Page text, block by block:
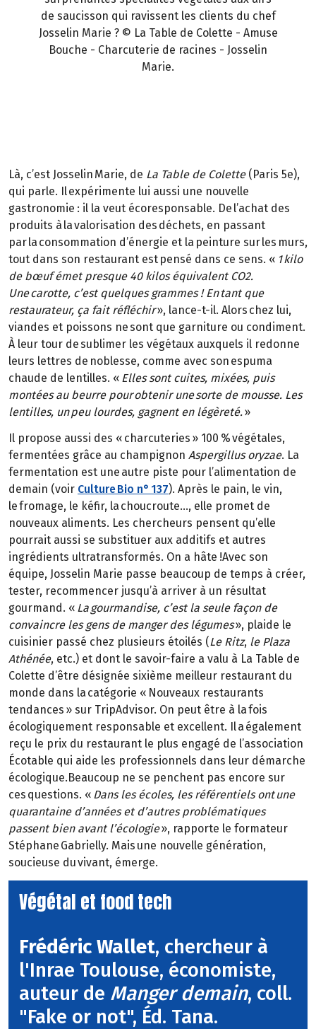
de saucisson qui ravissent les clients du chef
Josselin Marie ? © La Table de Colette - Amuse
Bouche - Charcuterie de racines - Josselin
Marie.
Là, c’est Josselin Marie, de La Table de Colette(Paris 5e),
qui parle. Il expérimente lui aussi une nouvelle
gastronomie : il la veut écoresponsable. De l’achat des
produits à la valorisation des déchets, en passant
par la consommation d’énergie et la peinture sur les murs,
tout dans son restaurant est pensé dans ce sens. « 1 kilo
de bœuf émet presque 40 kilos équivalent CO2.
Une carotte, c’est quelques grammes ! En tant que
restaurateur, ça fait réfléchir», lance-t-il. Alors chez lui,
viandes et poissons ne sont que garniture ou condiment.
À leur tour de sublimer les végétaux auxquels il redonne
leurs lettres de noblesse, comme avec son espuma
chaude de lentilles. « Elles sont cuites, mixées, puis
montées au beurre pour obtenir une sorte de mousse. Les
lentilles, un peu lourdes, gagnent en légèreté.»
Il propose aussi des « charcuteries » 100 % végétales,
fermentées grâce au champignon Aspergillus oryzae. La
fermentation est une autre piste pour l’alimentation de
demain (voir Culture Bio n° 137). Après le pain, le vin,
le fromage, le kéfir, la choucroute…, elle promet de
nouveaux aliments. Les chercheurs pensent qu’elle
pourrait aussi se substituer aux additifs et autres
ingrédients ultratransformés. On a hâte !Avec son
équipe, Josselin Marie passe beaucoup de temps à créer,
tester, recommencer jusqu’à arriver à un résultat
gourmand. « La gourmandise, c’est la seule façon de
convaincre les gens de manger des légumes», plaide le
cuisinier passé chez plusieurs étoilés (Le Ritz, le Plaza
Athénée, etc.) et dont le savoir-faire a valu à La Table de
Colette d’être désignée sixième meilleur restaurant du
monde dans la catégorie « Nouveaux restaurants
tendances » sur TripAdvisor. On peut être à la fois
écologiquement responsable et excellent. Il a également
reçu le prix du restaurant le plus engagé de l’association
Écotable qui aide les professionnels dans leur démarche
écologique.Beaucoup ne se penchent pas encore sur
ces questions. « Dans les écoles, les référentiels ont une
quarantaine d’années et d’autres problématiques
passent bien avant l’écologie», rapporte le formateur
Stéphane Gabrielly. Mais une nouvelle génération,
soucieuse du vivant, émerge.
Végétal et food tech
Frédéric Wallet, chercheur à
l'Inrae Toulouse, économiste,
auteur de Manger demain, coll.
"Fake or not", Éd. Tana.